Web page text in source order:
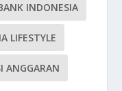
INDONESIA
LIFESTYLE
ANGGARAN